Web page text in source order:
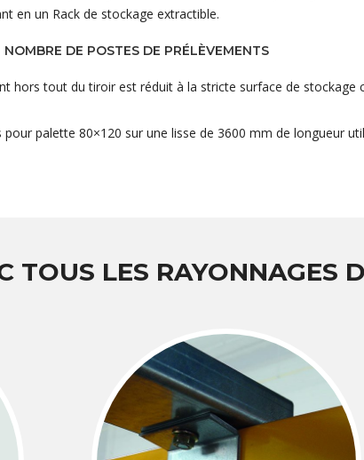
en un Rack de stockage extractible.
DE POSTES DE PRÉLÈVEMENTS
hors tout du tiroir est réduit à la stricte surface de
palette 80×120 sur une lisse de 3600 mm de longueur
TOUS LES RAYONNAGES